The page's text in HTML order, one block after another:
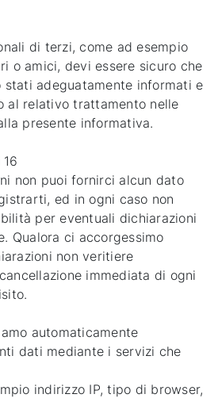
di terzi, come ad esempio
o amici, devi essere sicuro che
adeguatamente informati e
al relativo trattamento nelle
presente informativa.
non puoi fornirci alcun dato
ed in ogni caso non
per eventuali dichiarazioni
Qualora ci accorgessimo
non veritiere
immediata di ogni
automaticamente
dati mediante i servizi che
indirizzo IP, tipo di browser,